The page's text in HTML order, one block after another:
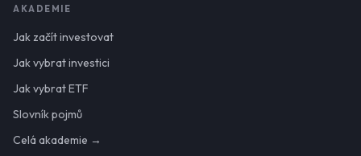
AKADEMIE
Jak začít investovat
Jak vybrat investici
Jak vybrat ETF
Slovník pojmů
Celá akademie →